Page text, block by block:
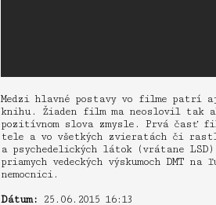
Medzi hlavné postavy vo filme patrí
knihu. Žiaden film ma neoslovil tak
pozitívnom slova zmysle. Prvá časť
tele a vo všetkých zvieratách či
a psychedelických látok (vrátane
priamych vedeckých výskumoch DMT
nemocnici.
Dátum: 25.06.2015 16:13